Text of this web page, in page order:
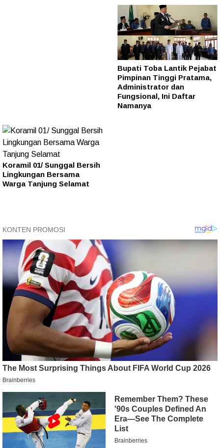
Bupati Toba Lantik Pejabat
Pimpinan Tinggi Pratama,
Administrator dan
Fungsional, Ini Daftar
Namanya
Koramil 01/ Sunggal Bersih
Lingkungan Bersama
Warga Tanjung Selamat